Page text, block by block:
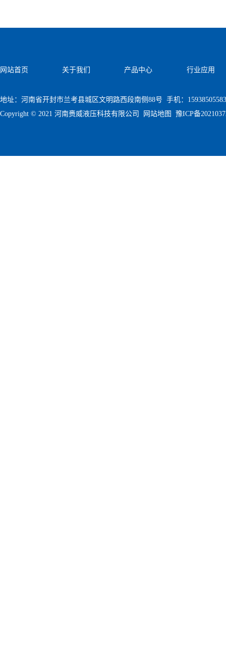
网站首页 关于我们 产品中心 行业应用
地址：河南省开封市兰考县城区文明路西段南侧88号 手机：
Copyright © 2021 河南赉威液压科技有限公司
网站地图 豫ICP备